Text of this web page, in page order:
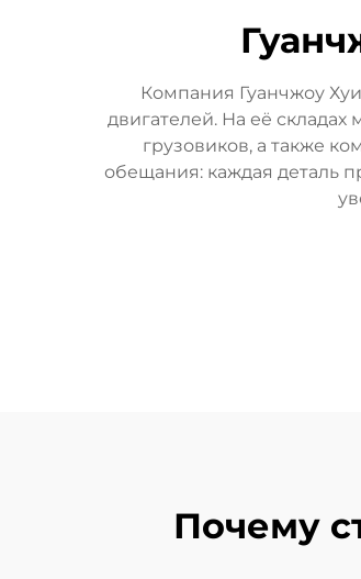
Компания Гуанчжоу
двигателей. На её
грузовиков, а также
обещания: каждая деталь
Почему